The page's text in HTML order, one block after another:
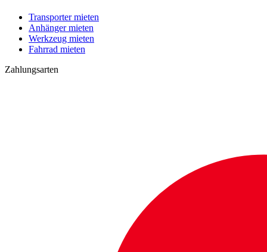
Transporter mieten
Anhänger mieten
Werkzeug mieten
Fahrrad mieten
Zahlungsarten